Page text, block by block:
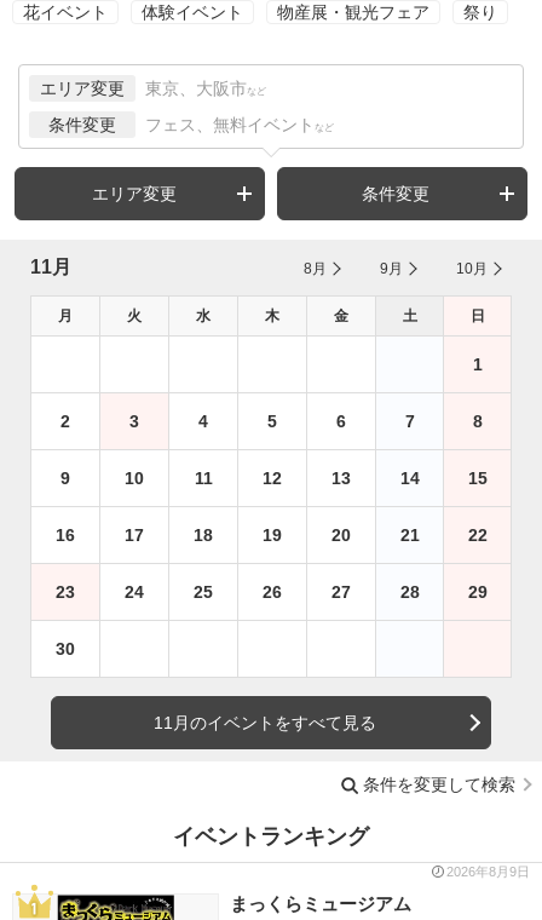
花イベント 体験イベント 物産展・観光フェア 祭り
エリア変更 東京、大阪市 など
条件変更 フェス、無料イベント など
エリア変更 条件変更
11月 8月 9月 10月
月 火 水 木 金 土 日
1
2 3 4 5 6 7 8
9 10 11 12 13 14 15
16 17 18 19 20 21 22
23 24 25 26 27 28 29
30
11月のイベントをすべて見る
条件を変更して検索
イベントランキング
2026年8月9日
まっくらミュージアム